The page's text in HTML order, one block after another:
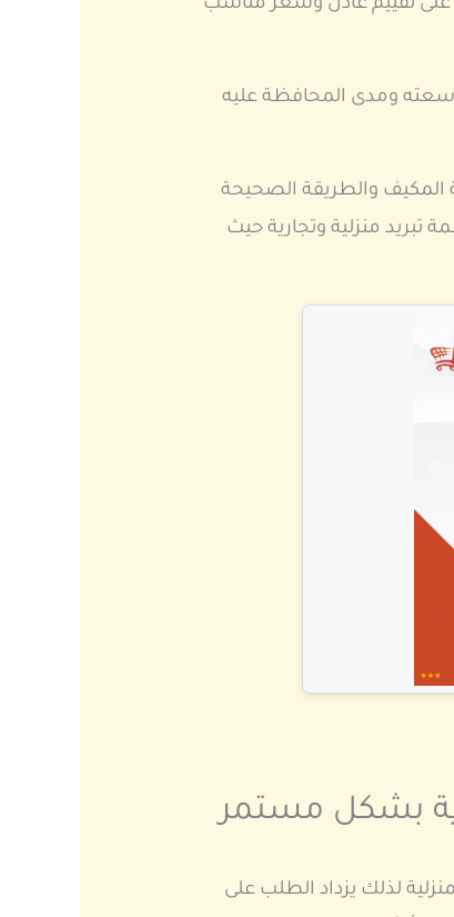
تقييم عادل وسعر مناسب
ومدى المحافظة عليه
والطريقة الصحيحة
منزلية وتجارية حيث
بشكل مستمر
لذلك يزداد الطلب على